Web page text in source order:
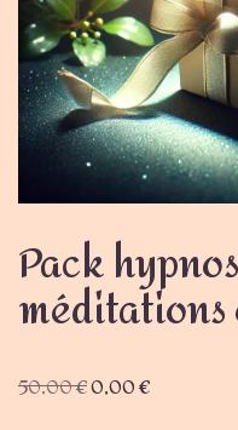
Pack
50,00€0,00€